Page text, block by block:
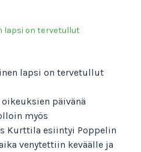
lapsi on tervetullut
lapsi on tervetullut
päivänä
myös
Kurttila esiintyi Poppelin
venytettiin keväälle ja